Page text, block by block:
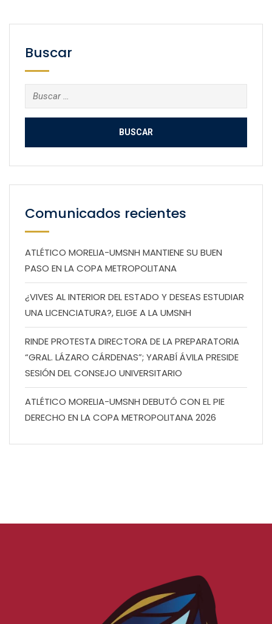
Buscar
Buscar:
Comunicados recientes
ATLÉTICO MORELIA-UMSNH MANTIENE SU BUEN
PASO EN LA COPA METROPOLITANA
¿VIVES AL INTERIOR DEL ESTADO Y DESEAS ESTUDIAR
UNA LICENCIATURA?, ELIGE A LA UMSNH
RINDE PROTESTA DIRECTORA DE LA PREPARATORIA
“GRAL. LÁZARO CÁRDENAS”; YARABÍ ÁVILA PRESIDE
SESIÓN DEL CONSEJO UNIVERSITARIO
ATLÉTICO MORELIA-UMSNH DEBUTÓ CON EL PIE
DERECHO EN LA COPA METROPOLITANA 2026